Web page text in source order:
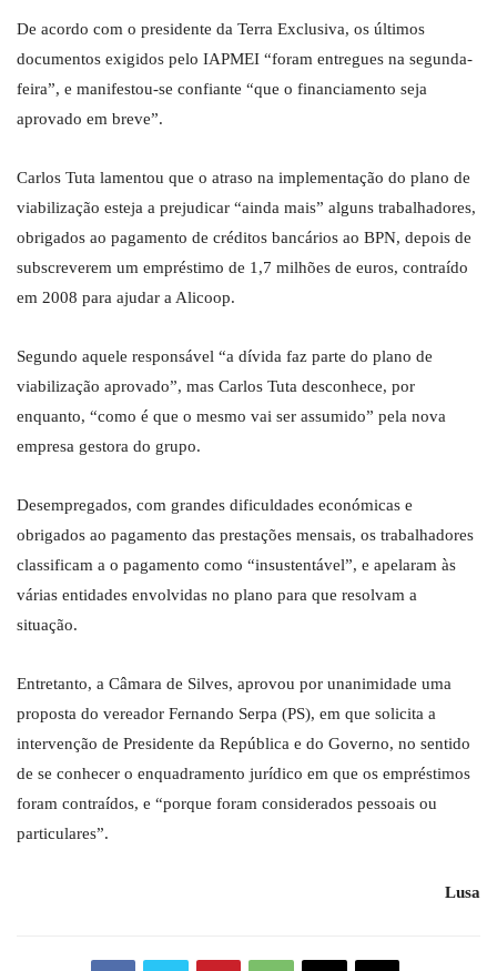
De acordo com o presidente da Terra Exclusiva, os últimos
documentos exigidos pelo IAPMEI “foram entregues na segunda-
feira”, e manifestou-se confiante “que o financiamento seja
aprovado em breve”.
Carlos Tuta lamentou que o atraso na implementação do plano de
viabilização esteja a prejudicar “ainda mais” alguns trabalhadores,
obrigados ao pagamento de créditos bancários ao BPN, depois de
subscreverem um empréstimo de 1,7 milhões de euros, contraído
em 2008 para ajudar a Alicoop.
Segundo aquele responsável “a dívida faz parte do plano de
viabilização aprovado”, mas Carlos Tuta desconhece, por
enquanto, “como é que o mesmo vai ser assumido” pela nova
empresa gestora do grupo.
Desempregados, com grandes dificuldades económicas e
obrigados ao pagamento das prestações mensais, os trabalhadores
classificam a o pagamento como “insustentável”, e apelaram às
várias entidades envolvidas no plano para que resolvam a
situação.
Entretanto, a Câmara de Silves, aprovou por unanimidade uma
proposta do vereador Fernando Serpa (PS), em que solicita a
intervenção de Presidente da República e do Governo, no sentido
de se conhecer o enquadramento jurídico em que os empréstimos
foram contraídos, e “porque foram considerados pessoais ou
particulares”.
Lusa